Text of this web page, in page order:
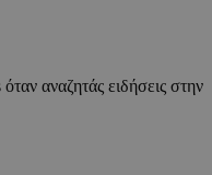
αναζητάς ειδήσεις στην